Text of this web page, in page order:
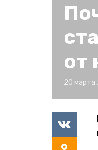
от
20 марта